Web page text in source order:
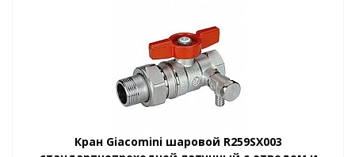
Кран Giacomini шаровой R259SX003